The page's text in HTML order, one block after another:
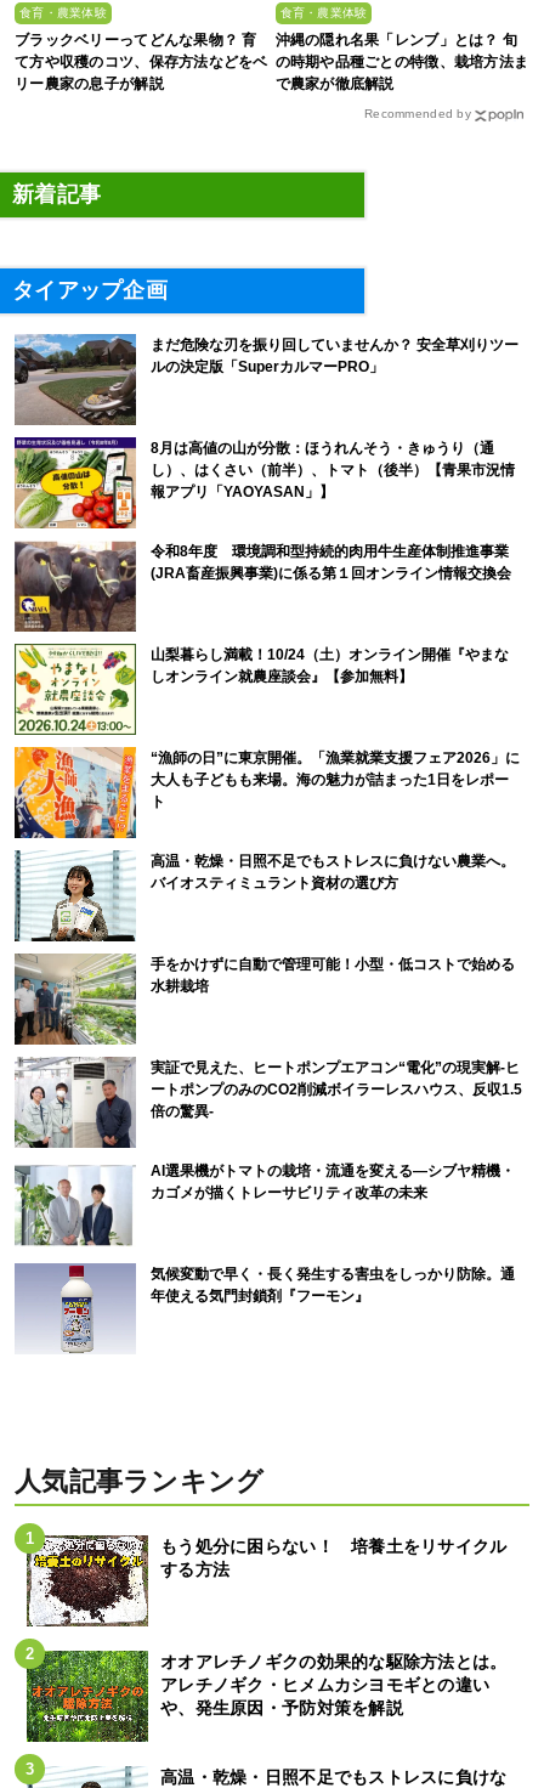
食育・農業体験
ブラックベリーってどんな果物？ 育
て方や収穫のコツ、保存方法などをベ
リー農家の息子が解説
食育・農業体験
沖縄の隠れ名果「レンブ」とは？ 旬
の時期や品種ごとの特徴、栽培方法ま
で農家が徹底解説
Recommended by
新着記事
タイアップ企画
まだ危険な刃を振り回していませんか？ 安全草刈りツー
ルの決定版「SuperカルマーPRO」
8月は高値の山が分散：ほうれんそう・きゅうり（通
し）、はくさい（前半）、トマト（後半）【青果市況情
報アプリ「YAOYASAN」】
令和8年度 環境調和型持続的肉用牛生産体制推進事業
(JRA畜産振興事業)に係る第１回オンライン情報交換会
山梨暮らし満載！10/24（土）オンライン開催『やまな
しオンライン就農座談会』【参加無料】
“漁師の日”に東京開催。「漁業就業支援フェア2026」に
大人も子どもも来場。海の魅力が詰まった1日をレポー
ト
高温・乾燥・日照不足でもストレスに負けない農業へ。
バイオスティミュラント資材の選び方
手をかけずに自動で管理可能！小型・低コストで始める
水耕栽培
実証で見えた、ヒートポンプエアコン“電化”の現実解-ヒ
ートポンプのみのCO2削減ボイラーレスハウス、反収1.5
倍の驚異-
AI選果機がトマトの栽培・流通を変える―シブヤ精機・
カゴメが描くトレーサビリティ改革の未来
気候変動で早く・長く発生する害虫をしっかり防除。通
年使える気門封鎖剤『フーモン』
人気記事ランキング
もう処分に困らない！ 培養土をリサイクル
する方法
オオアレチノギクの効果的な駆除方法とは。
アレチノギク・ヒメムカシヨモギとの違い
や、発生原因・予防対策を解説
高温・乾燥・日照不足でもストレスに負けな